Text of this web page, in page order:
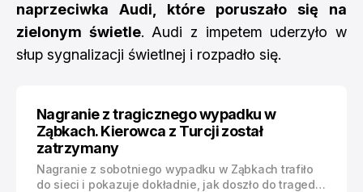
naprzeciwka Audi, które poruszało się na
zielonym świetle. Audi z impetem uderzyło w
słup sygnalizacji świetlnej i rozpadło się.
Nagranie z tragicznego wypadku w
Ząbkach. Kierowca z Turcji został
zatrzymany
Nagranie z sobotniego wypadku w Ząbkach trafiło
do sieci i pokazuje dokładnie, jak doszło do tragedii.